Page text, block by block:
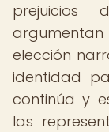
elección
identidad
continúa y
las